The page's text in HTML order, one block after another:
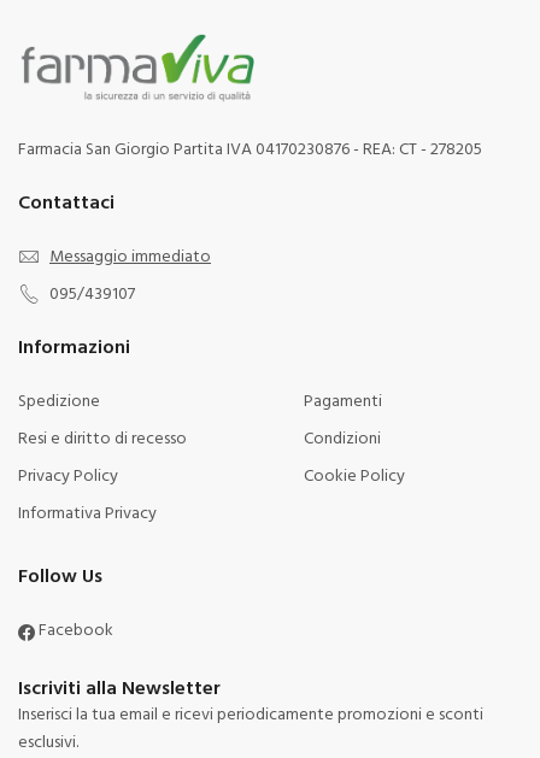
Farmacia San Giorgio Partita IVA 04170230876 - REA: CT - 278205
Contattaci
Messaggio immediato
095/439107
Informazioni
Spedizione
Pagamenti
Resi e diritto di recesso
Condizioni
Privacy Policy
Cookie Policy
Informativa Privacy
Follow Us
Facebook
Iscriviti alla Newsletter
Inserisci la tua email e ricevi periodicamente promozioni e sconti
esclusivi.